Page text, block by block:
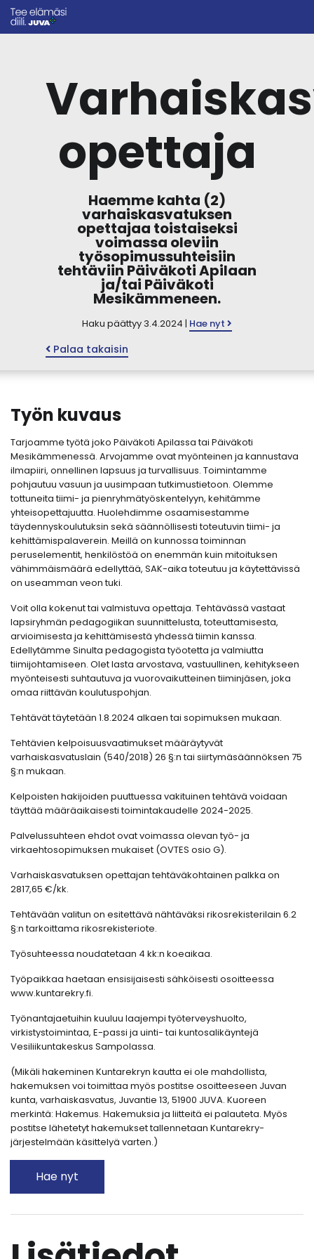
opettaja
Haemme kahta (2)
varhaiskasvatuksen
opettajaa toistaiseksi
voimassa oleviin
työsopimussuhteisiin
tehtäviin Päiväkoti Apilaan
ja/tai Päiväkoti
Mesikämmeneen.
Haku päättyy 3.4.2024 | Hae nyt
Palaa takaisin
Työn kuvaus
Tarjoamme työtä joko Päiväkoti Apilassa tai Päiväkoti
Mesikämmenessä. Arvojamme ovat myönteinen ja kannustava
ilmapiiri, onnellinen lapsuus ja turvallisuus. Toimintamme
pohjautuu vasuun ja uusimpaan tutkimustietoon. Olemme
tottuneita tiimi- ja pienryhmätyöskentelyyn, kehitämme
yhteisopettajuutta. Huolehdimme osaamisestamme
täydennyskoulutuksin sekä säännöllisesti toteutuvin tiimi- ja
kehittämispalaverein. Meillä on kunnossa toiminnan
peruselementit, henkilöstöä on enemmän kuin mitoituksen
vähimmäismäärä edellyttää, SAK-aika toteutuu ja käytettävissä
on useamman veon tuki.
Voit olla kokenut tai valmistuva opettaja. Tehtävässä vastaat
lapsiryhmän pedagogiikan suunnittelusta, toteuttamisesta,
arvioimisesta ja kehittämisestä yhdessä tiimin kanssa.
Edellytämme Sinulta pedagogista työotetta ja valmiutta
tiimijohtamiseen. Olet lasta arvostava, vastuullinen, kehitykseen
myönteisesti suhtautuva ja vuorovaikutteinen tiiminjäsen, joka
omaa riittävän koulutuspohjan.
Tehtävät täytetään 1.8.2024 alkaen tai sopimuksen mukaan.
Tehtävien kelpoisuusvaatimukset määräytyvät
varhaiskasvatuslain (540/2018) 26 §:n tai siirtymäsäännöksen 75
§:n mukaan.
Kelpoisten hakijoiden puuttuessa vakituinen tehtävä voidaan
täyttää määräaikaisesti toimintakaudelle 2024-2025.
Palvelussuhteen ehdot ovat voimassa olevan työ- ja
virkaehtosopimuksen mukaiset (OVTES osio G).
Varhaiskasvatuksen opettajan tehtäväkohtainen palkka on
2817,65 €/kk.
Tehtävään valitun on esitettävä nähtäväksi rikosrekisterilain 6.2
§:n tarkoittama rikosrekisteriote.
Työsuhteessa noudatetaan 4 kk:n koeaikaa.
Työpaikkaa haetaan ensisijaisesti sähköisesti osoitteessa
www.kuntarekry.fi.
Työnantajaetuihin kuuluu laajempi työterveyshuolto,
virkistystoimintaa, E-passi ja uinti- tai kuntosalikäyntejä
Vesiliikuntakeskus Sampolassa.
(Mikäli hakeminen Kuntarekryn kautta ei ole mahdollista,
hakemuksen voi toimittaa myös postitse osoitteeseen Juvan
kunta, varhaiskasvatus, Juvantie 13, 51900 JUVA. Kuoreen
merkintä: Hakemus. Hakemuksia ja liitteitä ei palauteta. Myös
postitse lähetetyt hakemukset tallennetaan Kuntarekry-
järjestelmään käsittelyä varten.)
Hae nyt